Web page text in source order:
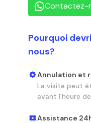
Contactez-
Pourquoi
nous?
Annulation et
La visite peut
avant l'heure
Assistance